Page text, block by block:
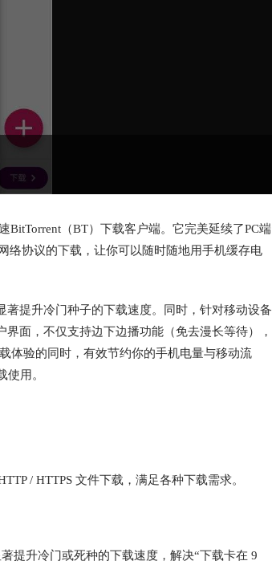
BitTorrent（BT）下载客户端。它完美延续了PC端
络协议的下载，让你可以随时随地用手机缓存电
提升冷门种子的下载速度。同时，针对移动设备
面，不仅支持边下边播功能（免去漫长等待），
体验的同时，有效节约你的手机电量与移动流
用。
/ HTTPS 文件下载，满足各种下载需求。
提升冷门或死种的下载速度，解决“下载卡在 9